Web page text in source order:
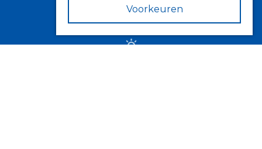
Verkooppunten
Voorkeuren